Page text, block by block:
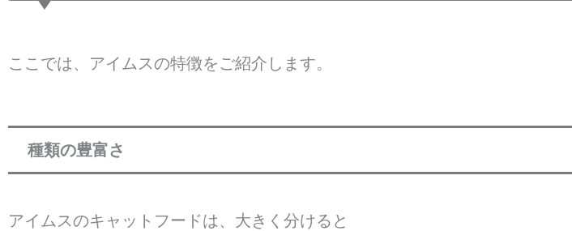
ここでは、アイムスの特徴をご紹介します。
種類の豊富さ
アイムスのキャットフードは、大きく分けると